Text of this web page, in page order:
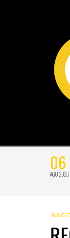
06
AGO 2026